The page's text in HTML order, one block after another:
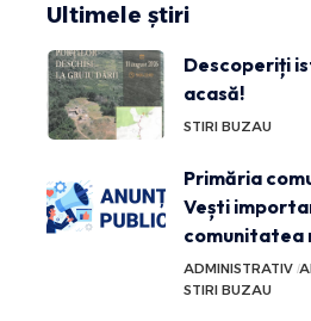
Ultimele știri
Descoperiți
acasă!
STIRI BUZAU
Primăria
Vești
comunitatea
ADMINISTRATIV
STIRI BUZAU